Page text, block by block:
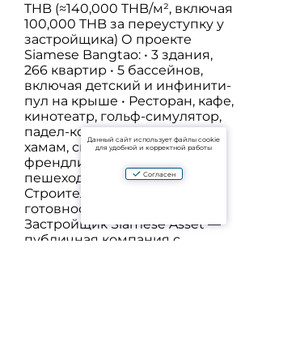
THB (≈140,000 THB/м², включая
100,000 THB за переуступку у
застройщика) О проекте
Siamese Bangtao: • 3 здания,
266 квартир • 5 бассейнов,
включая детский и инфинити-
пул на крыше • Ресторан, кафе,
кинотеатр, гольф-симулятор,
падел-корт, онсен, сауна,
хамам, спортзал • Пет-
френдли, шаттл-сервис,
пешеходные дорожки •
Строительство начато в срок,
готовность — Q1–Q2 2027 •
Застройщик Siamese Asset —
публичная компания с
Данный сайт использует файлы cookie
для удобной и корректной работы
Согласен